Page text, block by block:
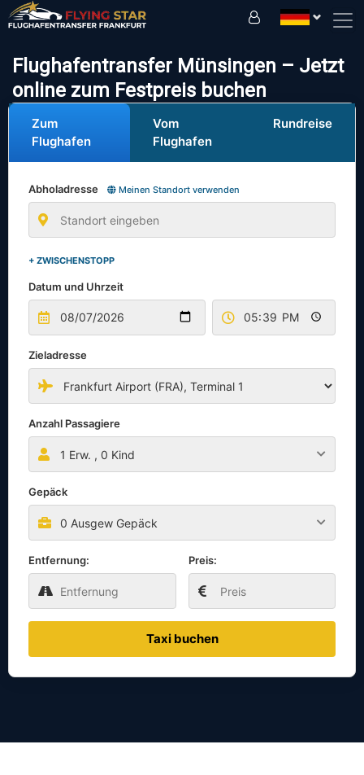
Flughafentransfer Münsingen – Jetzt
online zum Festpreis buchen
Zum
Flughafen
Vom
Flughafen
Rundreise
Abholadresse Meinen Standort verwenden
+ ZWISCHENSTOPP
Datum und Uhrzeit
Zieladresse
Anzahl Passagiere
1 Erw. , 0 Kind
Gepäck
0 Ausgew Gepäck
Entfernung: Preis:
Taxi buchen